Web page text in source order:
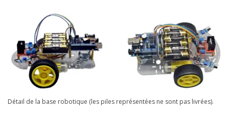
Détail de la base robotique (les piles représentées ne sont pas livrées).